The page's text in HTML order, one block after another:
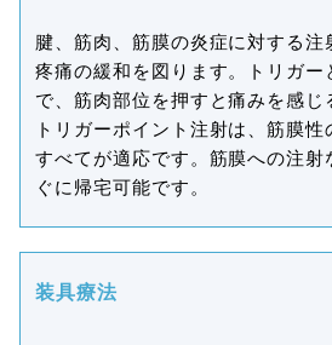
腱、筋肉、筋膜の炎症に対する注
疼痛の緩和を図ります。トリガー
で、筋肉部位を押すと痛みを感じ
トリガーポイント注射は、筋膜
すべてが適応です。筋膜への注射
ぐに帰宅可能です。
装具療法